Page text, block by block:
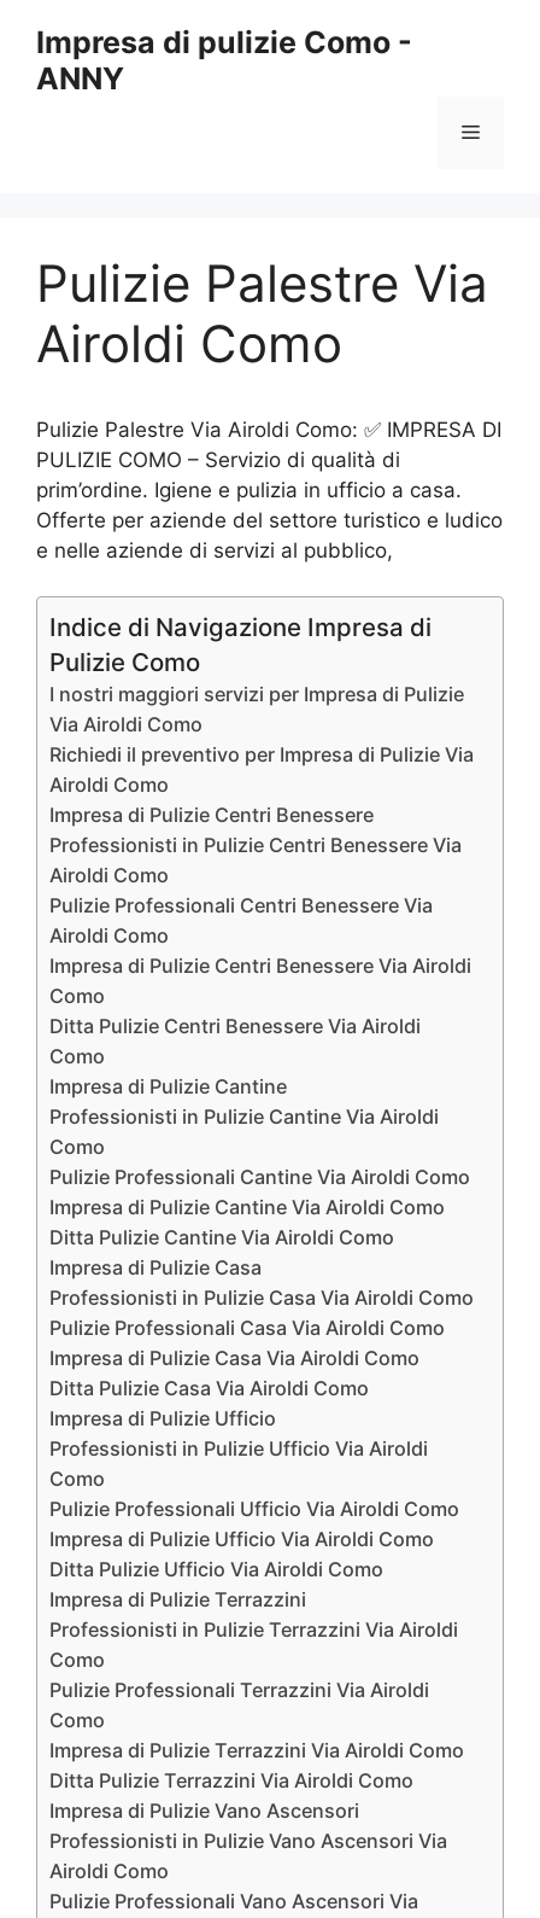
contenuto
Impresa di pulizie Como -
ANNY
Menu
Pulizie Palestre Via
Airoldi Como
Pulizie Palestre Via Airoldi Como: ✅ IMPRESA DI
PULIZIE COMO – Servizio di qualità di
prim’ordine. Igiene e pulizia in ufficio a casa.
Offerte per aziende del settore turistico e ludico
e nelle aziende di servizi al pubblico,
Indice di Navigazione Impresa di
Pulizie Como
I nostri maggiori servizi per Impresa di Pulizie
Via Airoldi Como
Richiedi il preventivo per Impresa di Pulizie Via
Airoldi Como
Impresa di Pulizie Centri Benessere
Professionisti in Pulizie Centri Benessere Via
Airoldi Como
Pulizie Professionali Centri Benessere Via
Airoldi Como
Impresa di Pulizie Centri Benessere Via Airoldi
Como
Ditta Pulizie Centri Benessere Via Airoldi
Como
Impresa di Pulizie Cantine
Professionisti in Pulizie Cantine Via Airoldi
Como
Pulizie Professionali Cantine Via Airoldi Como
Impresa di Pulizie Cantine Via Airoldi Como
Ditta Pulizie Cantine Via Airoldi Como
Impresa di Pulizie Casa
Professionisti in Pulizie Casa Via Airoldi Como
Pulizie Professionali Casa Via Airoldi Como
Impresa di Pulizie Casa Via Airoldi Como
Ditta Pulizie Casa Via Airoldi Como
Impresa di Pulizie Ufficio
Professionisti in Pulizie Ufficio Via Airoldi
Como
Pulizie Professionali Ufficio Via Airoldi Como
Impresa di Pulizie Ufficio Via Airoldi Como
Ditta Pulizie Ufficio Via Airoldi Como
Impresa di Pulizie Terrazzini
Professionisti in Pulizie Terrazzini Via Airoldi
Como
Pulizie Professionali Terrazzini Via Airoldi
Como
Impresa di Pulizie Terrazzini Via Airoldi Como
Ditta Pulizie Terrazzini Via Airoldi Como
Impresa di Pulizie Vano Ascensori
Professionisti in Pulizie Vano Ascensori Via
Airoldi Como
Pulizie Professionali Vano Ascensori Via